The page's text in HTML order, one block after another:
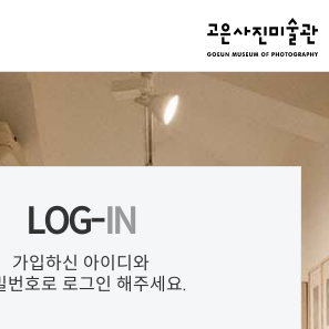
LOG-IN
가입하신 아이디와
번호로 로그인 해주세요.